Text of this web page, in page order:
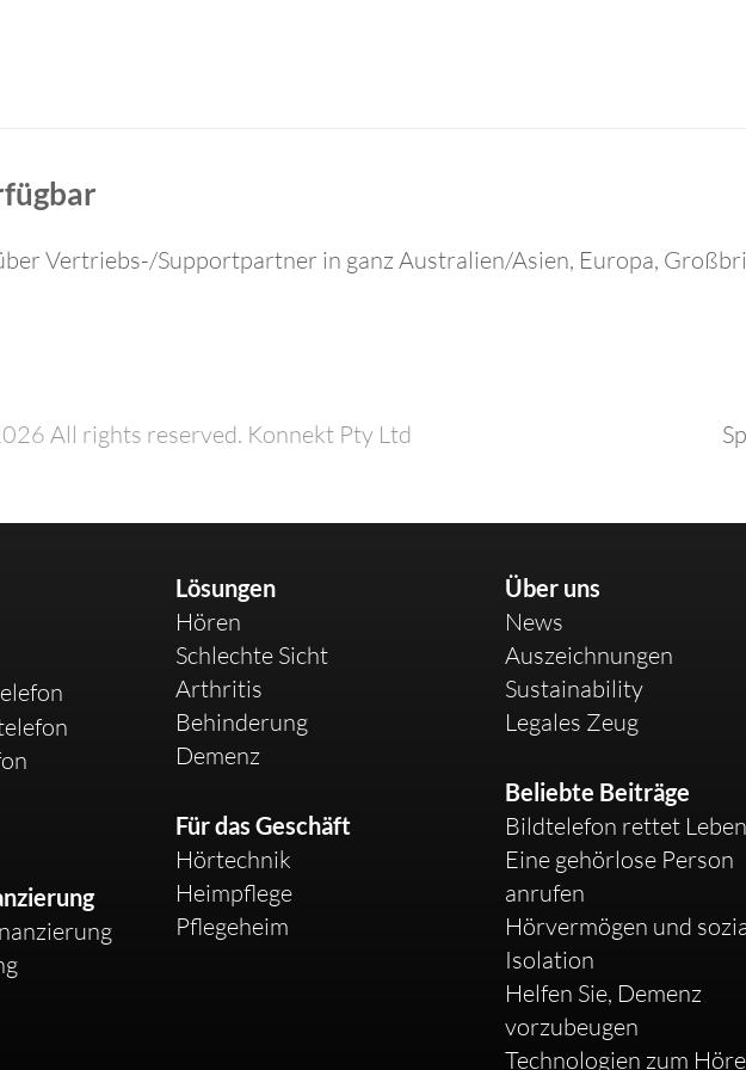
Vertriebs-/Supportpartner in ganz Australien/Asien, Europa,
All rights reserved. Konnekt Pty Ltd
Lösungen
Hören
Schlechte Sicht
Arthritis
Behinderung
Demenz
Für das Geschäft
Hörtechnik
Heimpflege
Pflegeheim
Über uns
News
Auszeichnungen
Sustainability
Legales Zeug
Beliebte Beiträge
Bildtelefon rettet Leben
Eine gehörlose Person
anrufen
Hörvermögen und
Isolation
Helfen Sie, Demenz
vorzubeugen
Technologien zum